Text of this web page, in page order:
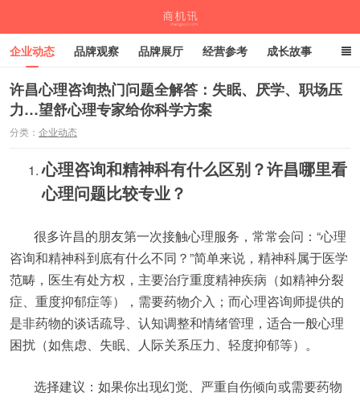
企业动态 品牌观察 品牌展厅 经营参考 成长故事
深度观察 伙伴计划
许昌心理咨询热门问题全解答：失眠、厌学、职场压
力…望舒心理专家给你科学方案
分类： 企业动态
心理咨询和精神科有什么区别？许昌哪里看
心理问题比较专业？
很多许昌的朋友第一次接触心理服务，常常会问：“心理
咨询和精神科到底有什么不同？”简单来说，精神科属于医学
范畴，医生有处方权，主要治疗重度精神疾病（如精神分裂
症、重度抑郁症等），需要药物介入；而心理咨询师提供的
是非药物的谈话疏导、认知调整和情绪管理，适合一般心理
困扰（如焦虑、失眠、人际关系压力、轻度抑郁等）。
选择建议：如果你出现幻觉、严重自伤倾向或需要药物